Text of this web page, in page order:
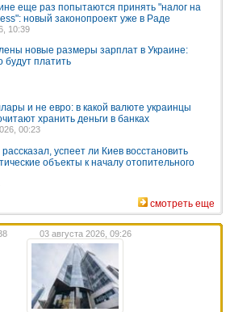
еще раз попытаются принять "налог на
новый законопроект уже в Раде
10:39
новые размеры зарплат в Украине:
будут платить
и не евро: в какой валюте украинцы
хранить деньги в банках
00:23
рассказал, успеет ли Киев восстановить
объекты к началу отопительного
смотреть еще
03 августа 2026, 09:26